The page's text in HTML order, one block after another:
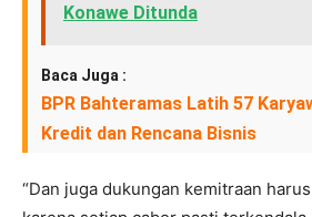
Konawe Ditunda
Baca Juga :
BPR Bahteramas Latih 57
Kredit dan Rencana Bisnis
“Dan juga dukungan kemitraan